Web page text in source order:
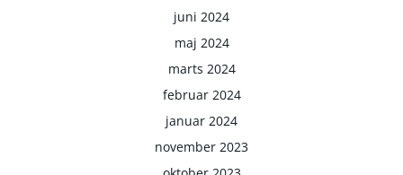
juni 2024
maj 2024
marts 2024
februar 2024
januar 2024
november 2023